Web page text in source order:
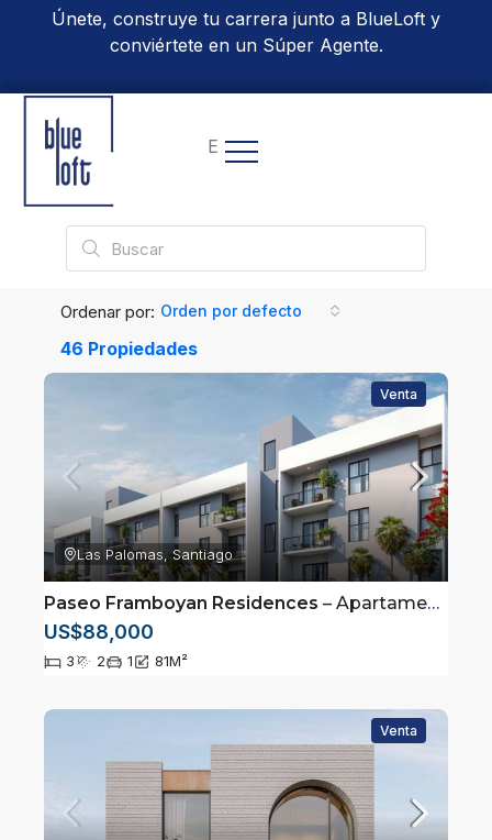
Únete, construye tu carrera junto a BlueLoft y
conviértete en un Súper Agente.
EN
46 Propiedades
Ordenar por: Orden por defecto
Venta
Las Palomas, Santiago
Paseo Framboyan Residences – Apartamentos ubicados en Las Palomas, Santiago
US$88,000
3 2 1 81M²
Venta